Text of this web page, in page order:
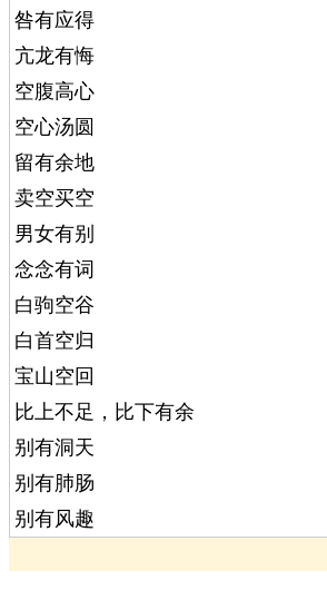
咎有应得
亢龙有悔
空腹高心
空心汤圆
留有余地
卖空买空
男女有别
念念有词
白驹空谷
白首空归
宝山空回
比上不足，比下有余
别有洞天
别有肺肠
别有风趣